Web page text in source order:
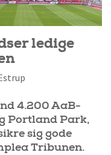
ledige
4.200 AaB-
Portland Park,
sig gode
Tribunen.